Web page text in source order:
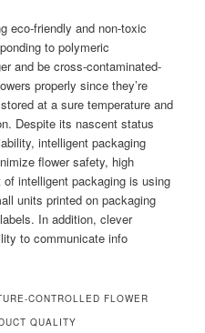
eco-friendly and non-toxic
to polymeric
and be cross-contaminated-
properly since they’re
at a sure temperature and
Despite its nascent status
intelligent packaging
flower safety, high
intelligent packaging is using
units printed on packaging
In addition, clever
to communicate info
CONTROLLED FLOWER
QUALITY